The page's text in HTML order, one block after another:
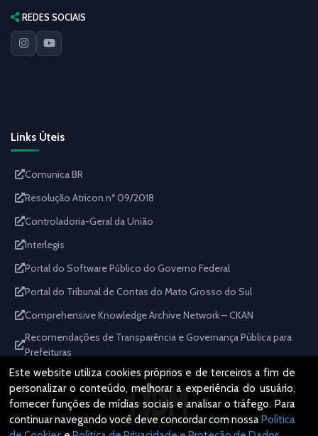
REDES SOCIAIS
Links Úteis
Comunica BR
Resolução Atricon nº 09/2018
Controladoria-Geral da União
Interlegis
Portal do Software Público do Governo Federal
Portal do Tribunal de Contas do Mato Grosso do Sul
Comprehensive Knowledge Archive Network – CKAN
Recomendações de Transparência e Governança Pública para
Prefeituras
IBDM - Plataforma GEDDOEM
Este website utiliza cookies próprios e de terceiros a fim de
personalizar o conteúdo, melhorar a experiência do usuário,
fornecer funções de mídias sociais e analisar o tráfego. Para
continuar navegando você deve concordar com nossaPolítica